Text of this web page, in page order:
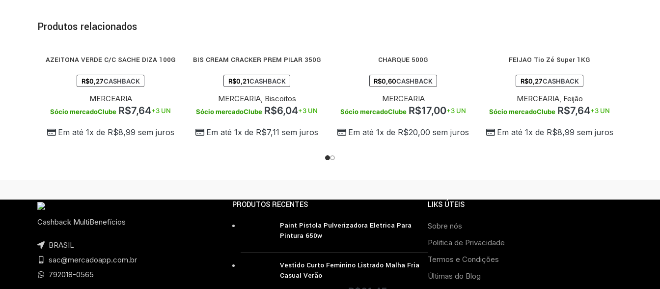
Produtos relacionados
COMPRAR
AZEITONA VERDE C/C SACHE DIZA 100G
R$0,27CASHBACK
MERCEARIA
Sócio mercadoClube R$7,64+3 UN
Em até 1x de R$8,99 sem juros
COMPRAR
BIS CREAM CRACKER PREM PILAR 350G
R$0,21CASHBACK
MERCEARIA, Biscoitos
Sócio mercadoClube R$6,04+3 UN
Em até 1x de R$7,11 sem juros
CHARQUE 500G
R$0,60CASHBACK
MERCEARIA
Sócio mercadoClube R$17,00+3 UN
Em até 1x de R$20,00 sem juros
COMPRARFEIJAO Tio Zé Super 1KG
R$0,27CASHBACK
MERCEARIA, Feijão
Sócio mercadoClube R$7,64+3 UN
Em até 1x de R$8,99 sem juros
Cashback MultiBenefícios
BRASIL
sac@mercadoapp.com.br
792018-0565
PRODUTOS RECENTES
Paint Pistola Pulverizadora Eletrica Para
Pintura 650w
Vestido Curto Feminino Listrado Malha Fria
Casual Verão
LIKS ÚTEIS
Sobre nós
Politica de Privacidade
Termos e Condições
Últimas do Blog